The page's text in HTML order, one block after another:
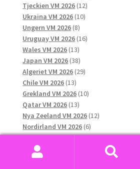
Tjeckien VM 2026 1212
Ukraina VM 2026 1010
Ungern VM 2026 88
produkter
Uruguay VM 2026 1616
Wales VM 2026 1313
produkter
Japan VM 2026 3838
produkter
Algeriet VM 2026 2929
Chile VM 2026 1313
produkter
Grekland VM 2026 1010
Qatar VM 2026 1313
produkter
Nya Zeeland VM 2026 1212
Nordirland VM 2026 66
produkter
Ecuador VM 2026 1111
produkter
Paraguay VM 2026
produkter
Marocko VM 2026